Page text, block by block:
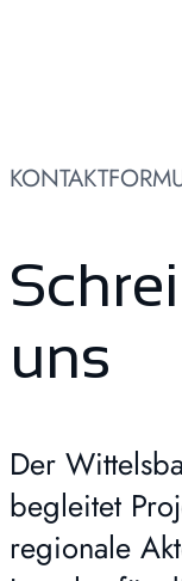
uns
Der
begleitet
regionale